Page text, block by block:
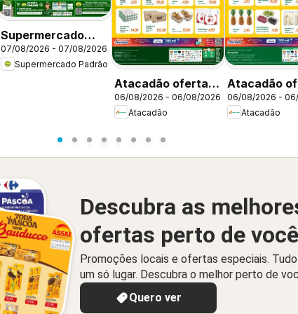
Supermercado
Padrão ofertas
Sexta Imbatível
07/08/2026 - 07/08/2026
Supermercado Padrão
Atacadão ofertas
- RO
06/08/2026 - 06/08/2026
Atacadão
Atacadão
- MS
06/08/2026 -
Atacadão
Descubra as
ofertas perto de você
Promoções locais e ofertas especiais.
um só lugar. Descubra o melhor perto de
Quero ver